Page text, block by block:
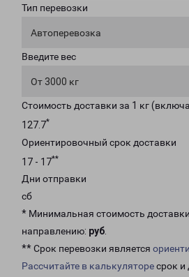
Тип перевозки
Автоперевозка
Введите вес
От 3000 кг
Стоимость доставки за 1 кг
127.7*
Ориентировочный срок доставки
17 - 17**
Дни отправки
сб
* Минимальная стоимость
направлению: руб.
** Срок перевозки является
Рассчитайте в калькуляторесрок и